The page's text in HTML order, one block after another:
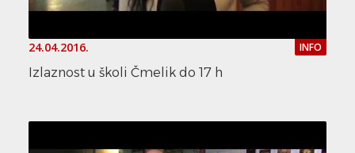
24.04.2016. INFO
Izlaznost u školi Čmelik do 17 h